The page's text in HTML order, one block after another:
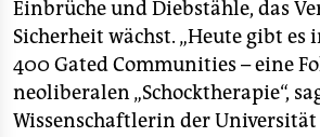
Einbrüche und Diebstähle, das
Sicherheit wächst. „Heute gibt es
400 Gated Communities – eine
neoliberalen „Schocktherapie“,
Wissenschaftlerin der Universität